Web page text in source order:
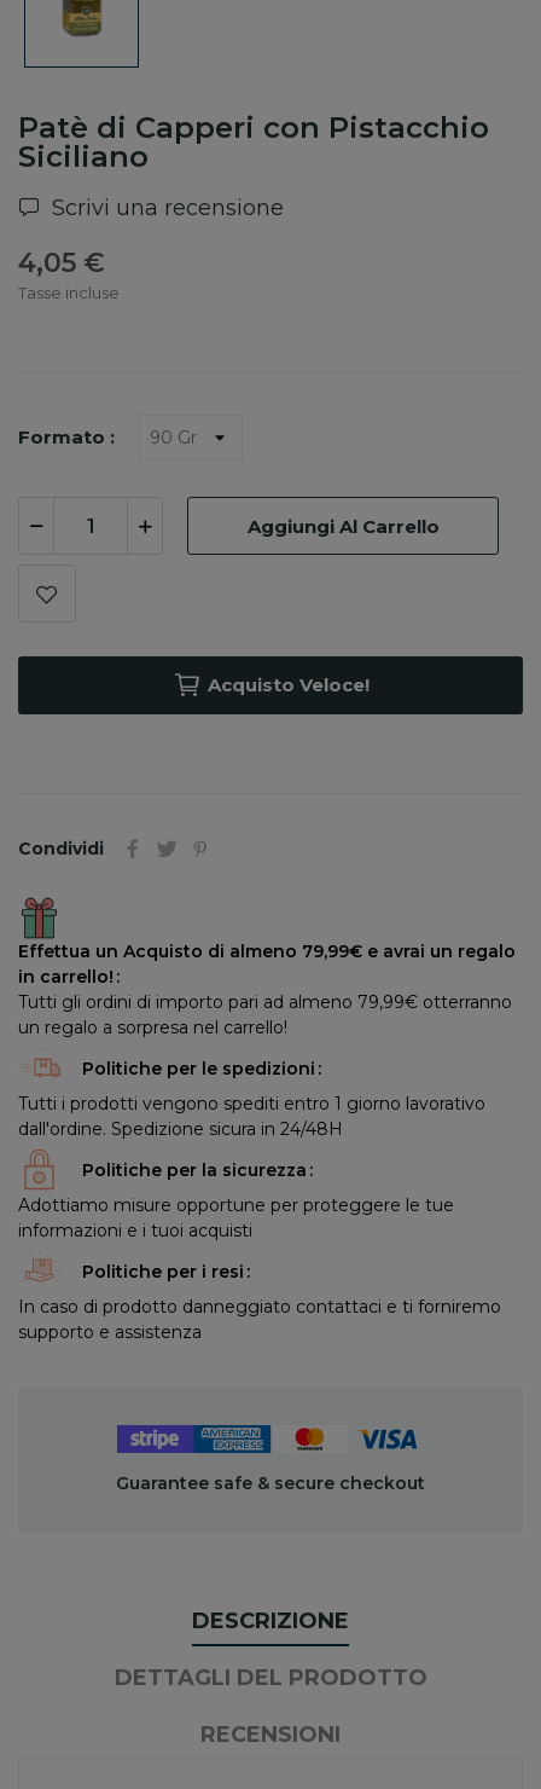
Patè di Capperi con Pistacchio
Siciliano
Scrivi una recensione
4,05 €
Tasse incluse
Formato :
Aggiungi Al Carrello
Acquisto Veloce!
Condividi
Effettua un Acquisto di almeno 79,99€ e avrai un regalo
in carrello!
Tutti gli ordini di importo pari ad almeno 79,99€ otterranno
un regalo a sorpresa nel carrello!
Politiche per le spedizioni
Tutti i prodotti vengono spediti entro 1 giorno lavorativo
dall'ordine. Spedizione sicura in 24/48H
Politiche per la sicurezza
Adottiamo misure opportune per proteggere le tue
informazioni e i tuoi acquisti
Politiche per i resi
In caso di prodotto danneggiato contattaci e ti forniremo
supporto e assistenza
Guarantee safe & secure checkout
DESCRIZIONE
DETTAGLI DEL PRODOTTO
RECENSIONI